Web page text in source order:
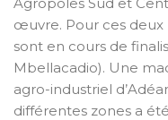
œuvre. Pour ces deux
sont en cours de
Mbellacadio). Une
agro-industriel
différentes zones a